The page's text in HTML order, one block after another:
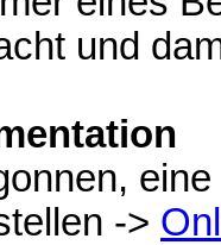
und
->